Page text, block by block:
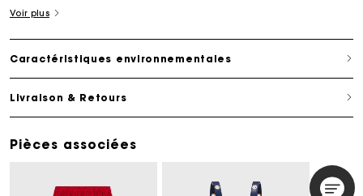
Voir plus
Caractéristiques environnementales
Livraison & Retours
Pièces associées